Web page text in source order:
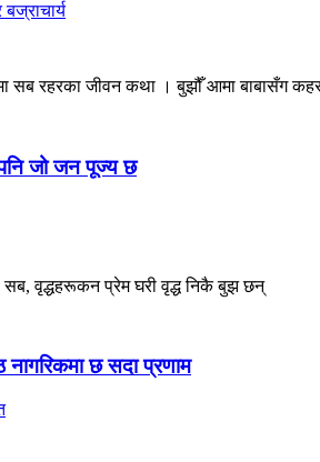
सब रहरका जीवन कथा । बुझौँ आमा बाबासँग
जो जन पूज्य छ
सब, वृद्धहरूकन प्रेम घरी वृद्ध निकै बुझ छन्
नागरिकमा छ सदा प्रणाम